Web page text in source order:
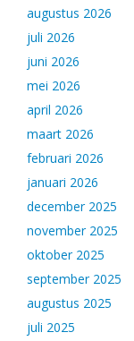
augustus 2026
juli 2026
juni 2026
mei 2026
april 2026
maart 2026
februari 2026
januari 2026
december 2025
november 2025
oktober 2025
september 2025
augustus 2025
juli 2025